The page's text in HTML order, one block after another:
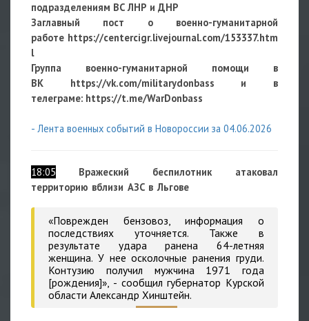
подразделениям ВС ЛНР и ДНР
Заглавный пост о военно-гуманитарной
работе https://centercigr.livejournal.com/153337.htm
l
Группа военно-гуманитарной помощи в
ВК https://vk.com/militarydonbass и в
телеграме: https://t.me/WarDonbass
- Лента военных событий в Новороссии за 04.06.2026
18:05
Вражеский беспилотник атаковал
территорию вблизи АЗС в Льгове
«Поврежден бензовоз, информация о
последствиях уточняется. Также в
результате удара ранена 64-летняя
женщина. У нее осколочные ранения груди.
Контузию получил мужчина 1971 года
[рождения]», - сообщил губернатор Курской
области Александр Хинштейн.